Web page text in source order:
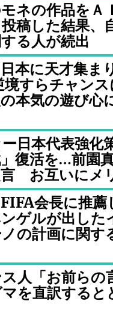
ネの作品をＡ
稿した結果、
る人が続出
本に天才集ま
境すらチャン
本気の遊び心
日本代表強化
復活を…前園
お互いにメ
会長に推薦
ゲルが出した
の計画に関す
人「お前らの
を直訳すると